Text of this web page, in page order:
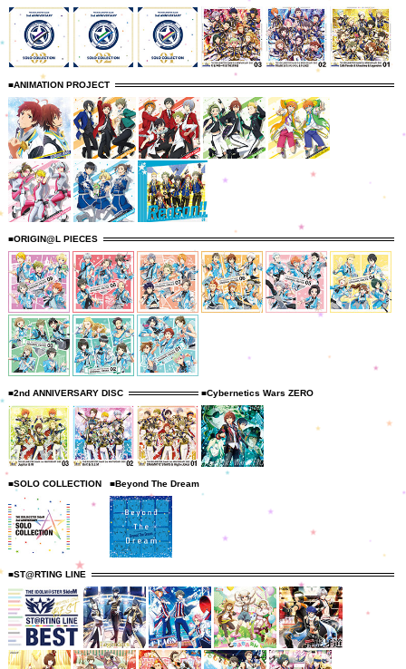
■ANIMATION PROJECT
■ORIGIN@L PIECES
■2nd ANNIVERSARY DISC ■Cybernetics Wars ZERO
■SOLO COLLECTION ■Beyond The Dream
■ST@RTING LINE